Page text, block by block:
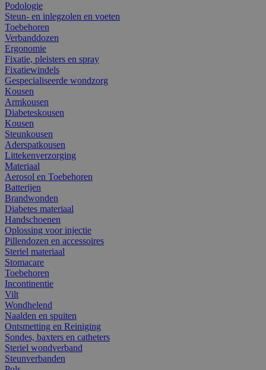
Podologie
Steun- en inlegzolen en voeten
Toebehoren
Verbanddozen
Ergonomie
Fixatie, pleisters en spray
Fixatiewindels
Gespecialiseerde wondzorg
Kousen
Armkousen
Diabeteskousen
Kousen
Steunkousen
Aderspatkousen
Littekenverzorging
Materiaal
Aerosol en Toebehoren
Batterijen
Brandwonden
Diabetes materiaal
Handschoenen
Oplossing voor injectie
Pillendozen en accessoires
Steriel materiaal
Stomacare
Toebehoren
Incontinentie
Vilt
Wondhelend
Naalden en spuiten
Ontsmetting en Reiniging
Sondes, baxters en catheters
Steriel wondverband
Steunverbanden